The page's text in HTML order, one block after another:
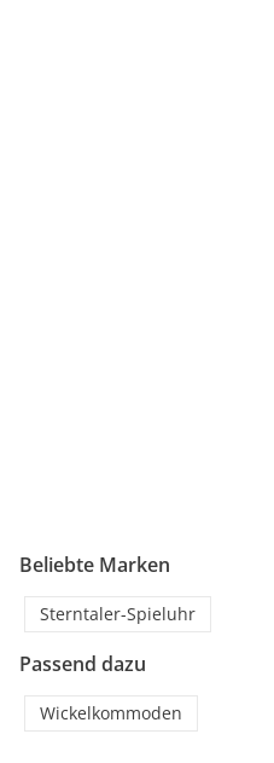
Beliebte Marken
Sterntaler-Spieluhr
Passend dazu
Wickelkommoden